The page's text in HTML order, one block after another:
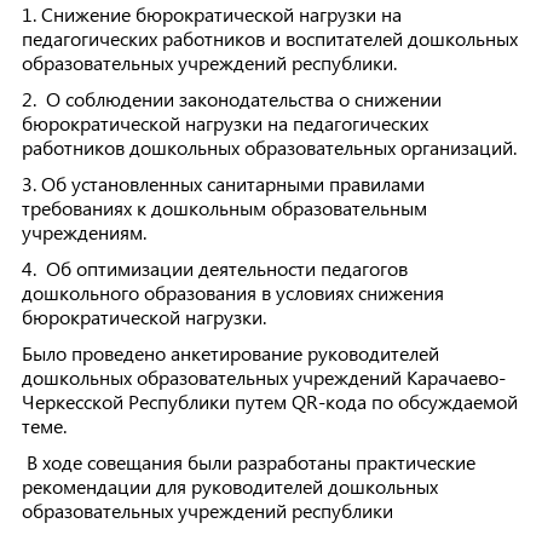
1. Снижение бюрократической нагрузки на
педагогических работников и воспитателей дошкольных
образовательных учреждений республики.
2. О соблюдении законодательства о снижении
бюрократической нагрузки на педагогических
работников дошкольных образовательных организаций.
3. Об установленных санитарными правилами
требованиях к дошкольным образовательным
учреждениям.
4. Об оптимизации деятельности педагогов
дошкольного образования в условиях снижения
бюрократической нагрузки.
Было проведено анкетирование руководителей
дошкольных образовательных учреждений Карачаево-
Черкесской Республики путем QR-кода по обсуждаемой
теме.
В ходе совещания были разработаны практические
рекомендации для руководителей дошкольных
образовательных учреждений республики